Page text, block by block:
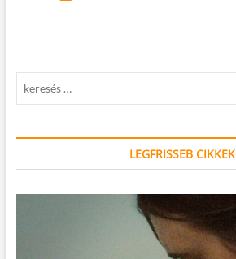
LEGFRISSEB CIKKEK